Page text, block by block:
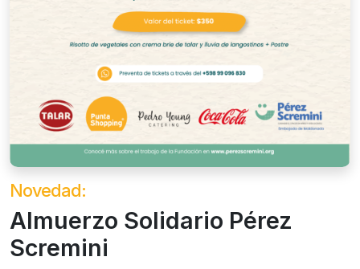
Novedad:
Almuerzo Solidario Pérez
Scremini